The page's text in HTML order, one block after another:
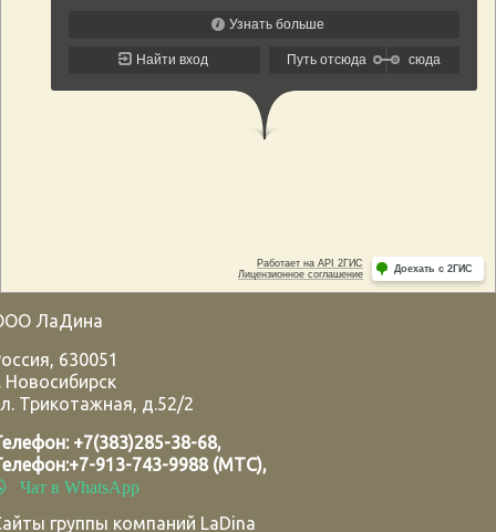
ЛаДина
, 630051
Новосибирск
Трикотажная, д.52/2
+7(383)285-38-68,
+7-913-743-9988 (МТС),
Чат в WhatsApp
группы компаний LaDina